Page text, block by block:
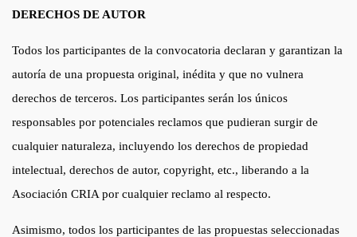
DERECHOS DE AUTOR
Todos los participantes de la convocatoria declaran y garantizan la
autoría de una propuesta original, inédita y que no vulnera
derechos de terceros. Los participantes serán los únicos
responsables por potenciales reclamos que pudieran surgir de
cualquier naturaleza, incluyendo los derechos de propiedad
intelectual, derechos de autor, copyright, etc., liberando a la
Asociación CRIA por cualquier reclamo al respecto.
Asimismo, todos los participantes de las propuestas seleccionadas